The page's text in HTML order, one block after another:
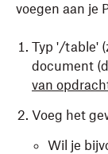
voegen aan je
Typ '/table'
document
van
Voeg het
Wil je